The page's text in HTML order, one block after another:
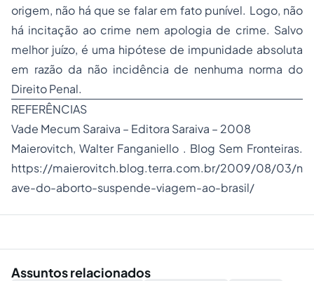
origem, não há que se falar em fato punível. Logo, não
há incitação ao crime nem apologia de crime. Salvo
melhor juízo, é uma hipótese de impunidade absoluta
em razão da não incidência de nenhuma norma do
Direito Penal.
REFERÊNCIAS
Vade Mecum Saraiva – Editora Saraiva – 2008
Maierovitch, Walter Fanganiello . Blog Sem Fronteiras.
https://maierovitch.blog.terra.com.br/2009/08/03/n
ave-do-aborto-suspende-viagem-ao-brasil/
Assuntos relacionados